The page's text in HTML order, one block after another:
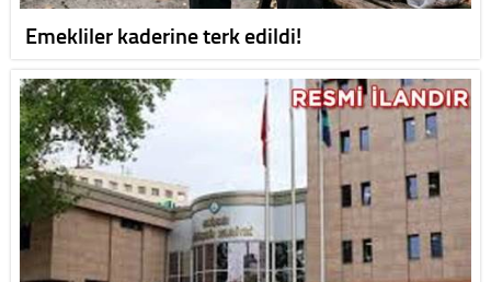
Emekliler kaderine terk edildi!